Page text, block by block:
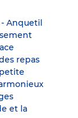
Anquetil
repas
et la